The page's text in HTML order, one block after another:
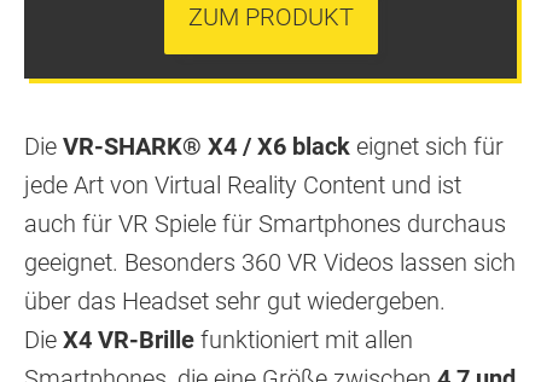
ZUM PRODUKT
Die VR-SHARK® X4 / X6 black eignet sich für
jede Art von Virtual Reality Content und ist
auch für VR Spiele für Smartphones durchaus
geeignet. Besonders 360 VR Videos lassen sich
über das Headset sehr gut wiedergeben.
Die X4 VR-Brille funktioniert mit allen